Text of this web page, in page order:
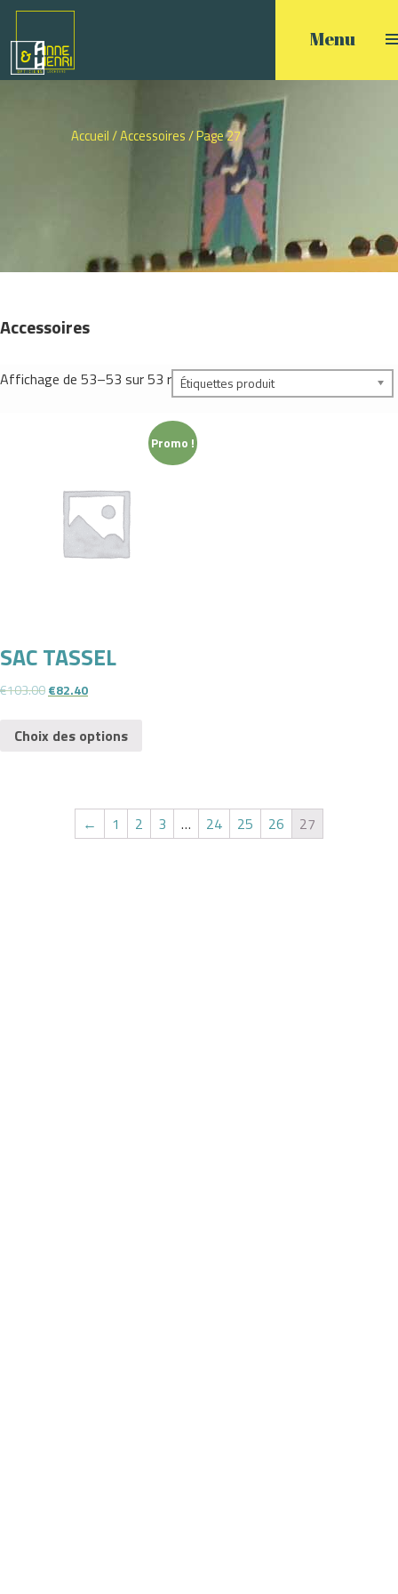
Accueil/Accessoires/ Page 27
Accessoires
Étiquettes produit
Affichage de 53–53 sur 53 résultats
Promo !
SAC TASSEL
€103.00€82.40
Choix des options
← 1 2 3 … 24 25 26 27